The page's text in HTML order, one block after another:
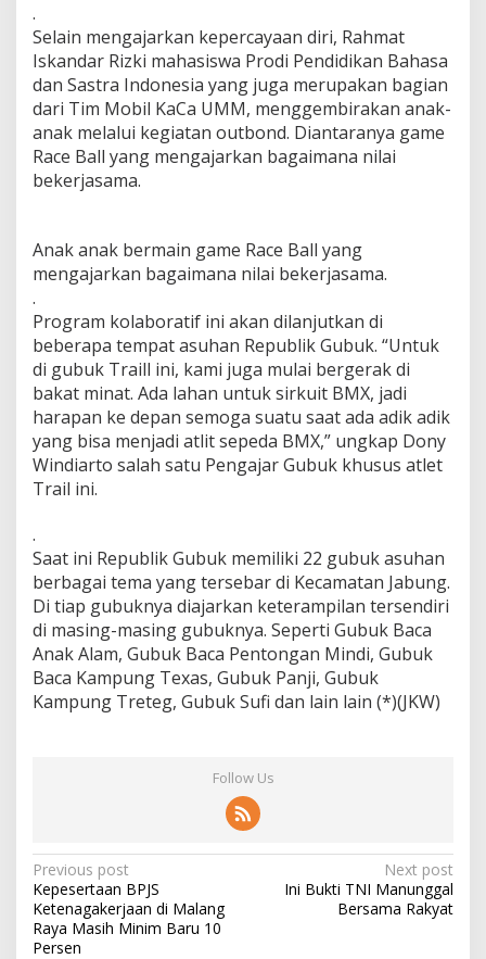
.
Selain mengajarkan kepercayaan diri, Rahmat
Iskandar Rizki mahasiswa Prodi Pendidikan Bahasa
dan Sastra Indonesia yang juga merupakan bagian
dari Tim Mobil KaCa UMM, menggembirakan anak-
anak melalui kegiatan outbond. Diantaranya game
Race Ball yang mengajarkan bagaimana nilai
bekerjasama.
Anak anak bermain game Race Ball yang
mengajarkan bagaimana nilai bekerjasama.
.
Program kolaboratif ini akan dilanjutkan di
beberapa tempat asuhan Republik Gubuk. “Untuk
di gubuk Traill ini, kami juga mulai bergerak di
bakat minat. Ada lahan untuk sirkuit BMX, jadi
harapan ke depan semoga suatu saat ada adik adik
yang bisa menjadi atlit sepeda BMX,” ungkap Dony
Windiarto salah satu Pengajar Gubuk khusus atlet
Trail ini.
.
Saat ini Republik Gubuk memiliki 22 gubuk asuhan
berbagai tema yang tersebar di Kecamatan Jabung.
Di tiap gubuknya diajarkan keterampilan tersendiri
di masing-masing gubuknya. Seperti Gubuk Baca
Anak Alam, Gubuk Baca Pentongan Mindi, Gubuk
Baca Kampung Texas, Gubuk Panji, Gubuk
Kampung Treteg, Gubuk Sufi dan lain lain (*)(JKW)
Follow Us
P
o
s
Previous post
Kepesertaan BPJS
Ketenagakerjaan di Malang
Raya Masih Minim Baru 10
Persen
Next post
Ini Bukti TNI Manunggal
Bersama Rakyat